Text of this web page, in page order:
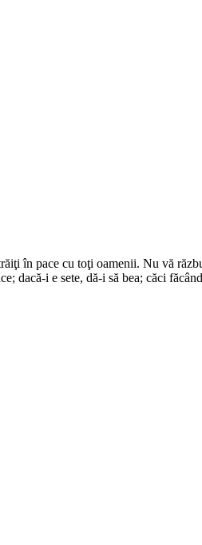
în pace cu toţi oamenii. Nu vă
dacă-i e sete, dă-i să bea; căci